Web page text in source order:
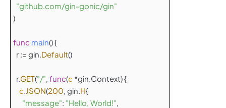
"github.com/gin-gonic/gin"
)
func main() {
r := gin.Default()
r.GET("/", func(c *gin.Context) {
c.JSON(200, gin.H{
"message": "Hello, World!",